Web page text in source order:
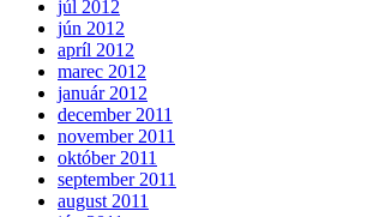
júl 2012
jún 2012
apríl 2012
marec 2012
január 2012
december 2011
november 2011
október 2011
september 2011
august 2011